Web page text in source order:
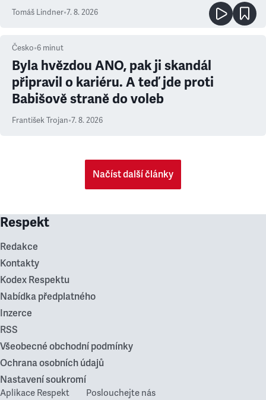
prioritu
Tomáš Lindner•7. 8. 2026
Česko•6 minut
Byla hvězdou ANO, pak ji skandál
připravil o kariéru. A teď jde proti
Babišově straně do voleb
František Trojan•7. 8. 2026
Načíst další články
Respekt
Redakce
Kontakty
Kodex Respektu
Nabídka předplatného
Inzerce
RSS
Všeobecné obchodní podmínky
Ochrana osobních údajů
Nastavení soukromí
Aplikace Respekt Poslouchejte nás